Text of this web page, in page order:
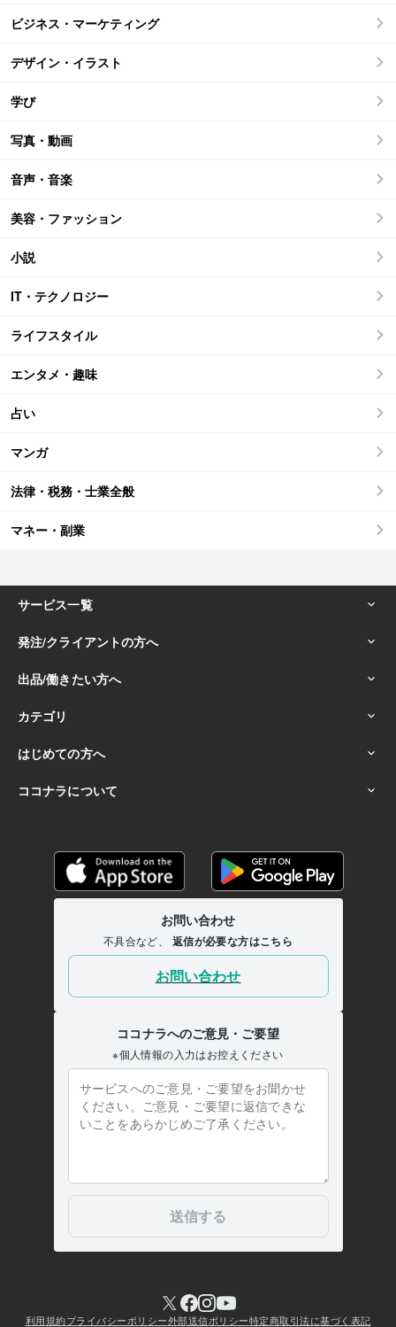
ビジネス・マーケティング
デザイン・イラスト
学び
写真・動画
音声・音楽
美容・ファッション
小説
IT・テクノロジー
ライフスタイル
エンタメ・趣味
占い
マンガ
法律・税務・士業全般
マネー・副業